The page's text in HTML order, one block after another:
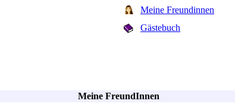
Meine Freundinnen
Gästebuch
Meine FreundInnen